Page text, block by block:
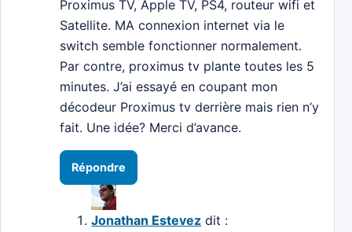
Proximus TV, Apple TV, PS4, routeur wifi et
Satellite. MA connexion internet via le
switch semble fonctionner normalement.
Par contre, proximus tv plante toutes les 5
minutes. J’ai essayé en coupant mon
décodeur Proximus tv derrière mais rien n’y
fait. Une idée? Merci d’avance.
Répondre
Jonathan Estevez dit :